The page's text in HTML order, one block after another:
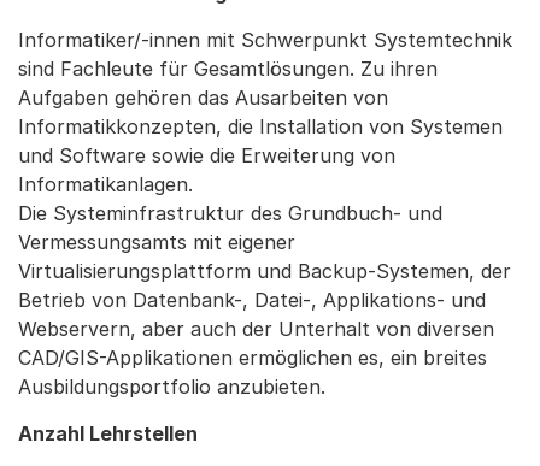
Informatiker/-innen mit Schwerpunkt Systemtechnik
sind Fachleute für Gesamtlösungen. Zu ihren
Aufgaben gehören das Ausarbeiten von
Informatikkonzepten, die Installation von Systemen
und Software sowie die Erweiterung von
Informatikanlagen.
Die Systeminfrastruktur des Grundbuch- und
Vermessungsamts mit eigener
Virtualisierungsplattform und Backup-Systemen, der
Betrieb von Datenbank-, Datei-, Applikations- und
Webservern, aber auch der Unterhalt von diversen
CAD/GIS-Applikationen ermöglichen es, ein breites
Ausbildungsportfolio anzubieten.
Anzahl Lehrstellen